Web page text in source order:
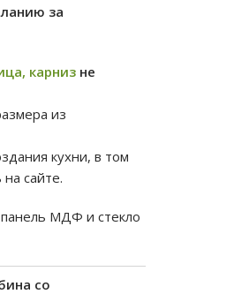
за
карниз не
из
кухни, в том
сайте.
МДФ и стекло
со